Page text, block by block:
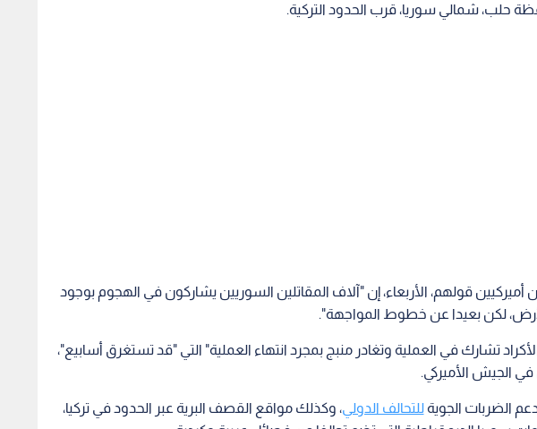
حلب، شمالي سوريا، قرب الحدود التركية.
قولهم، الأربعاء، إن "آلاف المقاتلين السوريين يشاركون في الهجوم بوجود
لكن بعيدا عن خطوط المواجهة".
تشارك في العملية وتغادر منبج بمجرد انتهاء العملية" التي "قد تستغرق أسابيع"،
الجيش الأميركي.
الضربات الجويةللتحالف الدولي، وكذلك مواقع القصف البرية عبر الحدود في تركيا،